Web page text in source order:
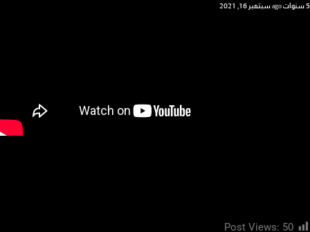
Post Views: 50
5 سنوات ago سبتمبر 16, 2021